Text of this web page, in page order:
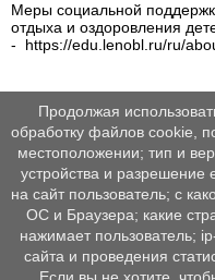
Меры социальной
отдыха и оздоровления
- https://edu.lenobl.ru/ru/
Продолжая
обработку файлов cookie,
местоположении; тип и
устройства и разрешение
на сайт пользователь; с
ОС и Браузера; какие
нажимает пользователь;
сайта и проведения